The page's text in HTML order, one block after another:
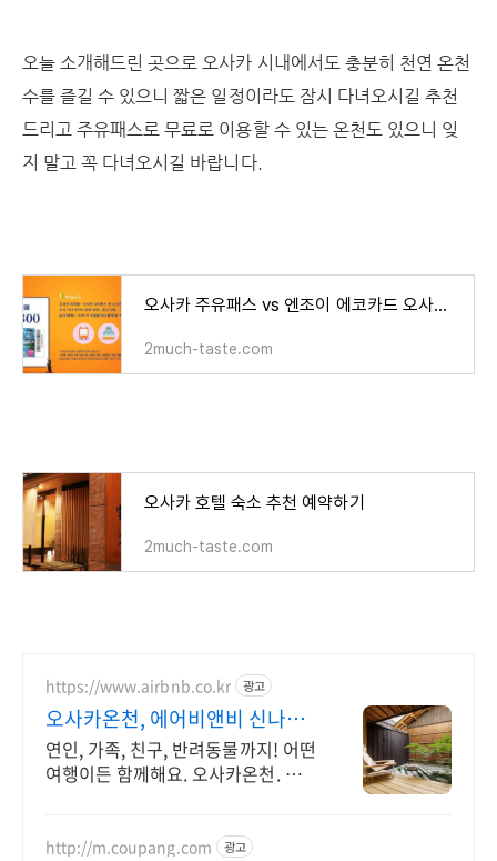
오늘 소개해드린 곳으로 오사카 시내에서도 충분히 천연 온천
수를 즐길 수 있으니 짧은 일정이라도 잠시 다녀오시길 추천
드리고 주유패스로 무료로 이용할 수 있는 온천도 있으니 잊
지 말고 꼭 다녀오시길 바랍니다.
오사카 주유패스 vs 엔조이 에코카드 오사카 교통 패스 비교
2much-taste.com
오사카 호텔 숙소 추천 예약하기
2much-taste.com
https://www.airbnb.co.kr 광고
오사카온천, 에어비앤비 신나는
오사카 식도락 여행
연인, 가족, 친구, 반려동물까지! 어떤
여행이든 함께해요. 오사카온천. 혼자
요.
http://m.coupang.com 광고